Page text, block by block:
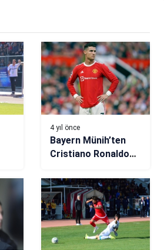
4 yıl önce
Bayern Münih’ten
Cristiano Ronaldo